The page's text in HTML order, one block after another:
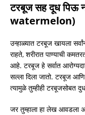
टरबूज सह दूध
watermelon)
उन्हाळ्यात टरबूज खायला
राहते, शरीरात पाण्याची
आहे. टरबूज हे सर्वात
सल्ला दिला जातो. टरबूज
त्यामुळे तुम्हीही टरबूजसोबत
जर तुम्हाला हा लेख